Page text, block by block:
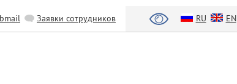
Заявки сотрудников RU EN